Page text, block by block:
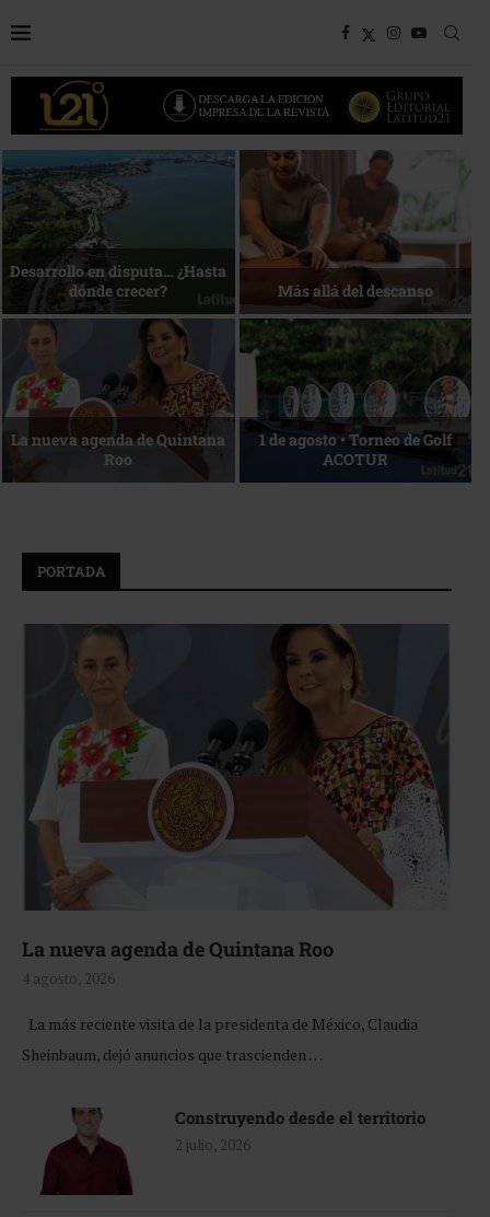
Bottega, un viaje servido a la
mesa
Energía que Impulsa la
competitividad
Reconocimiento de viajeros La esencia del servicio
PORTADA
La nueva agenda de Quintana Roo
4 agosto, 2026
La más reciente visita de la presidenta de México, Claudia
Sheinbaum, dejó anuncios que trascienden …
Construyendo desde el territorio
2 julio, 2026